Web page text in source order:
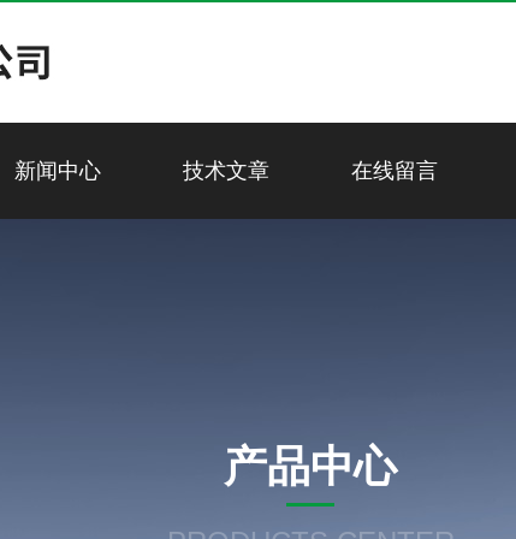
新闻中心 技术文章 在线留言
产品中心